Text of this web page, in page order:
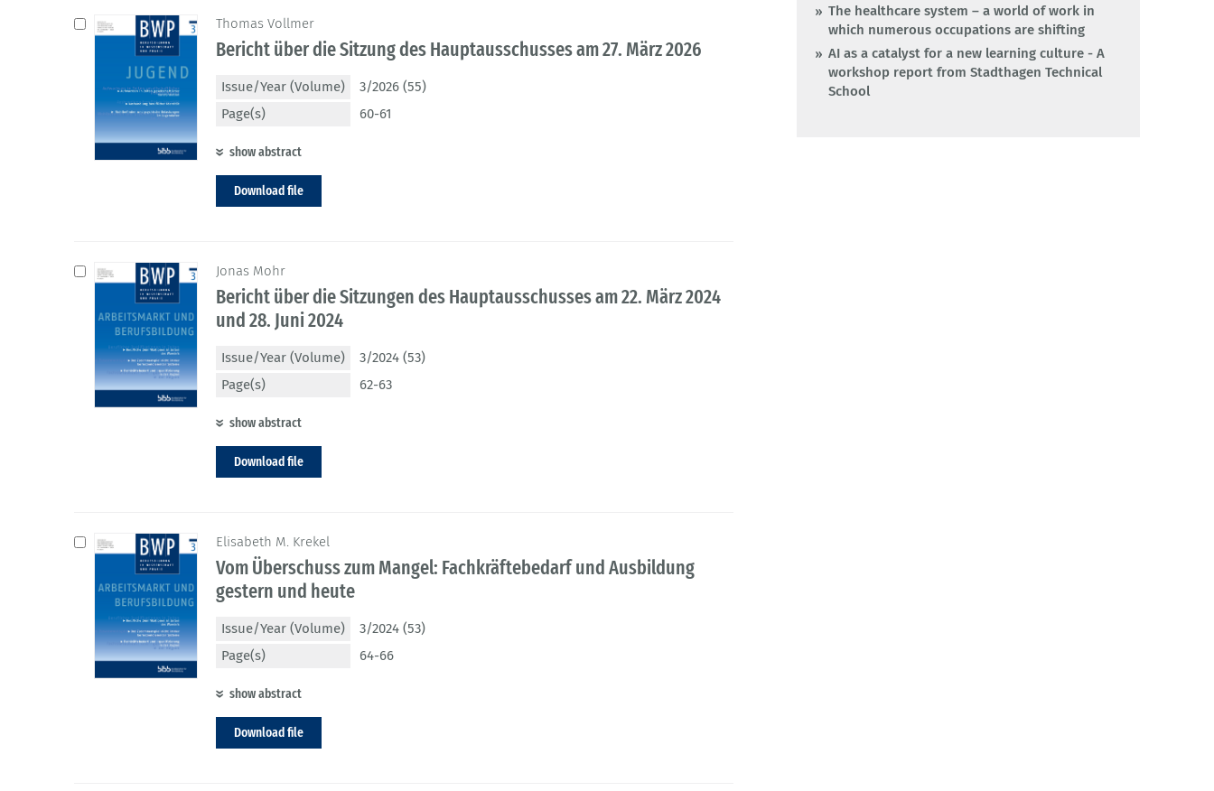
Thomas Vollmer
Bericht über die Sitzung des Hauptausschusses am 27. März 2026
Issue/Year (Volume)
3/2026 (55)
Page(s)
60-61
show abstract
Download file
Jonas Mohr
Bericht über die Sitzungen des Hauptausschusses am 22. März 2024
und 28. Juni 2024
Issue/Year (Volume)
3/2024 (53)
Page(s)
62-63
show abstract
Download file
Elisabeth M. Krekel
Vom Überschuss zum Mangel: Fachkräftebedarf und Ausbildung
gestern und heute
Issue/Year (Volume)
3/2024 (53)
Page(s)
64-66
show abstract
Download file
The healthcare system – a world of work in
which numerous occupations are shifting
AI as a catalyst for a new learning culture - A
workshop report from Stadthagen Technical
School